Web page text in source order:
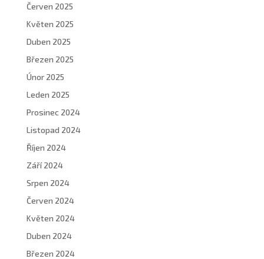
Červen 2025
Květen 2025
Duben 2025
Březen 2025
Únor 2025
Leden 2025
Prosinec 2024
Listopad 2024
Říjen 2024
Září 2024
Srpen 2024
Červen 2024
Květen 2024
Duben 2024
Březen 2024